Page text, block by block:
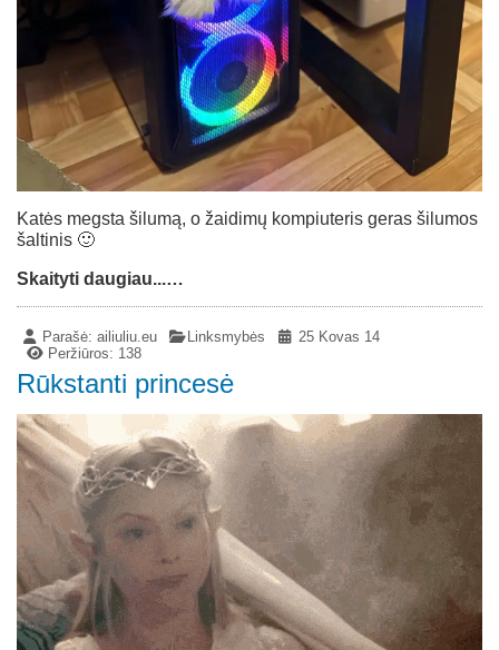
Katės megsta šilumą, o žaidimų kompiuteris geras šilumos
šaltinis 🙂
Skaityti daugiau...…
Parašė:ailiuliu.eu Linksmybės
25 Kovas 14
Peržiūros: 138
Rūkstanti princesė